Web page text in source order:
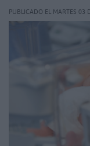
PUBLICADO EL MARTES